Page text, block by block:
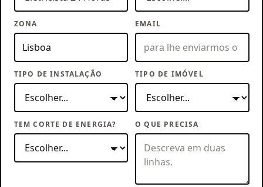
ZONA EMAIL
TIPO DE INSTALAÇÃO TIPO DE IMÓVEL
TEM CORTE DE ENERGIA? O QUE PRECISA